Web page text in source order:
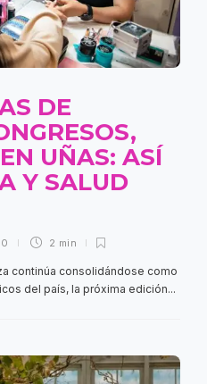
DE
UÑAS: ASÍ
Y SALUD
0 2 min
continúa consolidándose como
del país, la próxima edición...